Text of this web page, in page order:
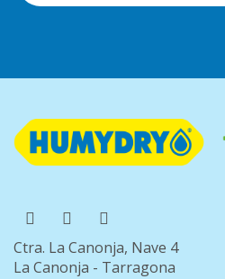
Ctra. La Canonja, Nave 4
La Canonja - Tarragona